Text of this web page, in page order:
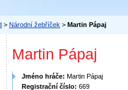
> Národní žebříček > Martin Pápaj
Martin Pápaj
Jméno hráče: Martin Pápaj
Registrační číslo: 669